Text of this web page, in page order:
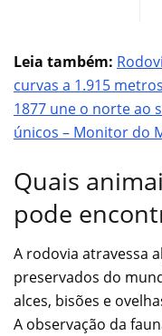
Leia também:
curvas a 1.915
1877 une o norte ao
únicos – Monitor do
Quais
pode
A rodovia atravessa
preservados do
alces, bisões e
A observação da